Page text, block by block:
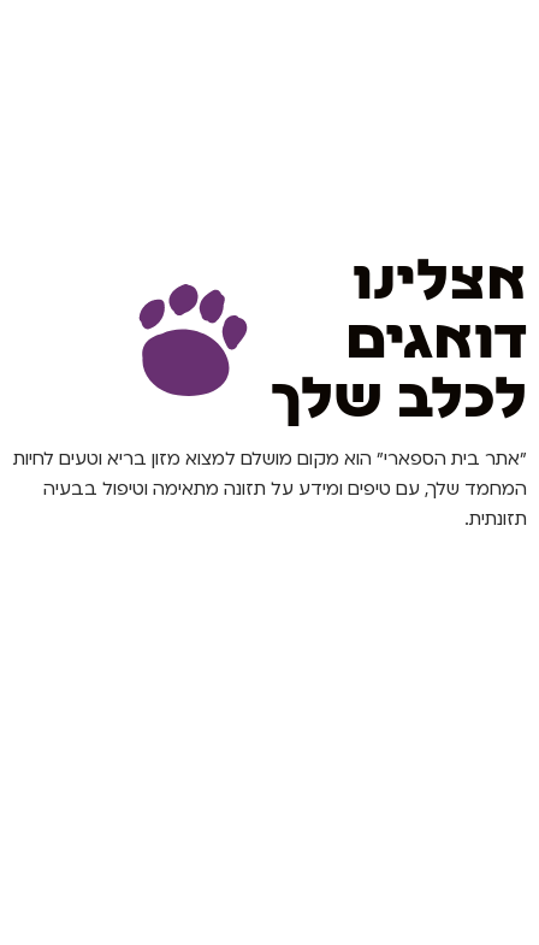
אצלינו
דואגים
לכלב שלך
"אתר בית הספארי" הוא מקום מושלם למצוא מזון בריא וטעים לחיות
המחמד שלך, עם טיפים ומידע על תזונה מתאימה וטיפול בבעיה
תזונתית.